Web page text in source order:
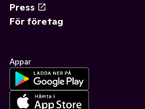
Press
För företag
Appar